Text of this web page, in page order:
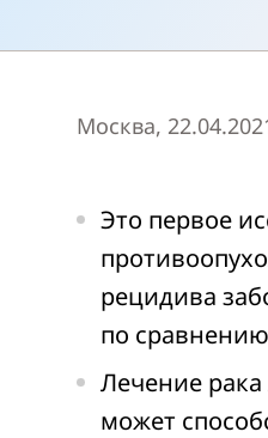
Москва,
Это первое
рецидива
по
Лечение рака
может